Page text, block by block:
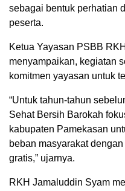
sebagai bentuk perhatian
peserta.
Ketua Yayasan PSBB
menyampaikan, kegiatan
komitmen yayasan untuk
“Untuk tahun-tahun
Sehat Bersih Barokah
kabupaten Pamekasan
beban masyarakat
gratis,” ujarnya.
RKH Jamaluddin Syam